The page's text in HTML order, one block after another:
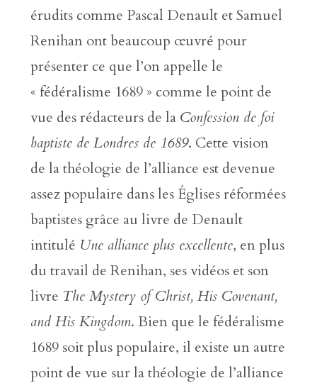
érudits comme Pascal Denault et Samuel
Renihan ont beaucoup œuvré pour
présenter ce que l’on appelle le
« fédéralisme 1689 » comme le point de
vue des rédacteurs de la Confession de foi
baptiste de Londres de 1689. Cette vision
de la théologie de l’alliance est devenue
assez populaire dans les Églises réformées
baptistes grâce au livre de Denault
intitulé Une alliance plus excellente, en plus
du travail de Renihan, ses vidéos et son
livre The Mystery of Christ, His Covenant,
and His Kingdom. Bien que le fédéralisme
1689 soit plus populaire, il existe un autre
point de vue sur la théologie de l’alliance